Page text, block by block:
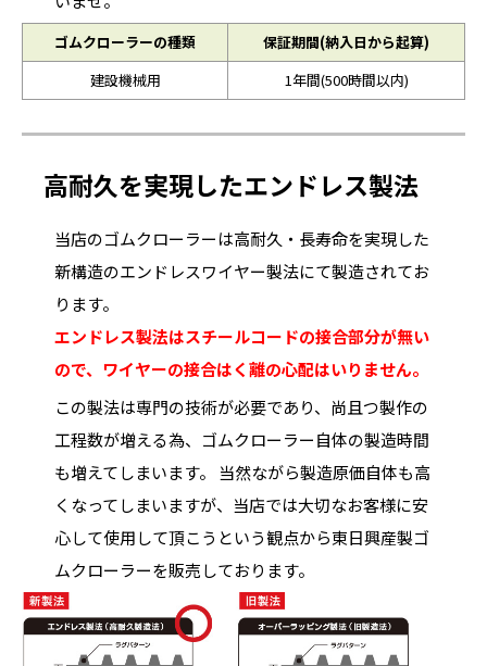
ゴムクローラーの種類
保証期間(納入日から起算)
建設機械用
1年間(500時間以内)
高耐久を実現したエンドレス製法
当店のゴムクローラーは高耐久・長寿命を実現した
新構造のエンドレスワイヤー製法にて製造されてお
ります。
エンドレス製法はスチールコードの接合部分が無い
ので、ワイヤーの接合はく離の心配はいりません。
この製法は専門の技術が必要であり、尚且つ製作の
工程数が増える為、ゴムクローラー自体の製造時間
も増えてしまいます。 当然ながら製造原価自体も高
くなってしまいますが、当店では大切なお客様に安
心して使用して頂こうという観点から東日興産製ゴ
ムクローラーを販売しております。